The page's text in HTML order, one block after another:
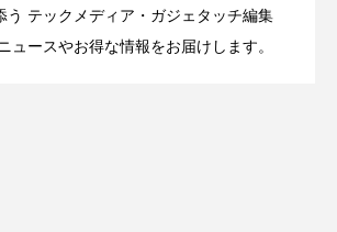
う テックメディア・ガジェタッチ編集
ュースやお得な情報をお届けします。
場
Directに動いた理由、担当者も答えられな
OpenMic Insight：AFEELA開発中止で見